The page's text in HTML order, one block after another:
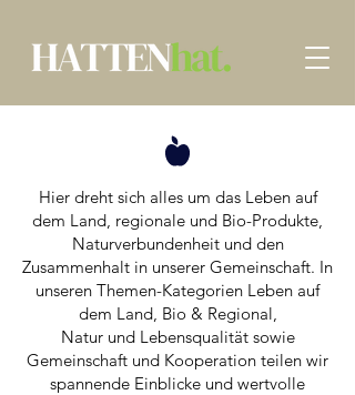
Hier dreht sich alles um das Leben auf
dem Land, regionale und Bio-Produkte,
Naturverbundenheit und den
Zusammenhalt in unserer Gemeinschaft. In
unseren Themen-Kategorien Leben auf
dem Land, Bio & Regional,
Natur und Lebensqualität sowie
Gemeinschaft und Kooperation teilen wir
spannende Einblicke und wertvolle